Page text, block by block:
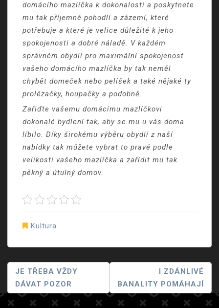
domácího mazlíčka k dokonalosti a poskytnete
mu tak příjemné pohodlí a zázemí, které
potřebuje a které je velice důležité k jeho
spokojenosti a dobré náladě. V každém
správném obydlí pro maximální spokojenost
vašeho domácího mazlíčka by tak neměl
chybět domeček nebo pelíšek a také nějaké ty
prolézačky, houpačky a podobně.
Zařiďte vašemu domácímu mazlíčkovi
dokonalé bydlení tak, aby se mu u vás doma
líbilo. Díky širokému výběru obydlí z naší
nabídky tak můžete vybrat to pravé podle
velikosti vašeho mazlíčka a zařídit mu tak
pěkný a útulný domov.
Kultura
Navigace
Pro
JE TŘEBA VŽDY
DÁVAT POZOR
I ZDÁNLIVÉ
BANALITY POMÁHAJÍ